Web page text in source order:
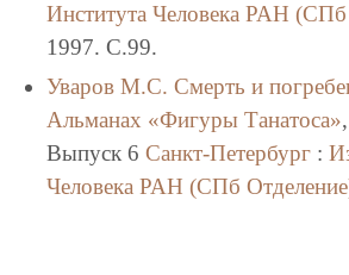
Института Человека РАН (СПб
1997. C.99.
Уваров М.С. Смерть и
Альманах «Фигуры Танатоса»,
Выпуск 6 Санкт-Петербург:
Человека РАН (СПб